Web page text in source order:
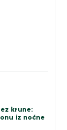
krune:
iz noćne